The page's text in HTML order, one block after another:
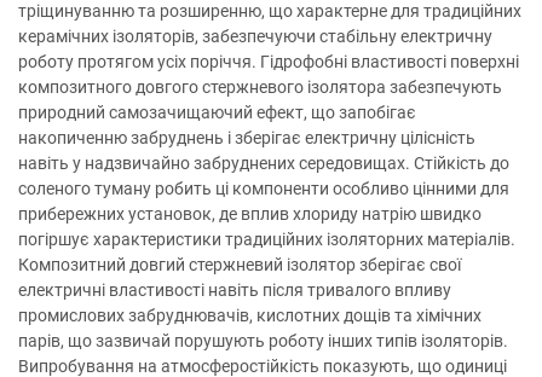
тріщинуванню та розширенню, що характерне для традиційних
керамічних ізоляторів, забезпечуючи стабільну електричну
роботу протягом усіх поріччя. Гідрофобні властивості поверхні
композитного довгого стержневого ізолятора забезпечують
природний самозачищаючий ефект, що запобігає
накопиченню забруднень і зберігає електричну цілісність
навіть у надзвичайно забруднених середовищах. Стійкість до
соленого туману робить ці компоненти особливо цінними для
прибережних установок, де вплив хлориду натрію швидко
погіршує характеристики традиційних ізоляторних матеріалів.
Композитний довгий стержневий ізолятор зберігає свої
електричні властивості навіть після тривалого впливу
промислових забруднювачів, кислотних дощів та хімічних
парів, що зазвичай порушують роботу інших типів ізоляторів.
Випробування на атмосферостійкість показують, що одиниці